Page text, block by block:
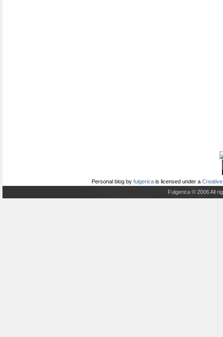
Personal blog by fulgerica is licensed under a
Fulgerica © 2006 All